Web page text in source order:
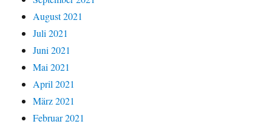
August 2021
Juli 2021
Juni 2021
Mai 2021
April 2021
März 2021
Februar 2021